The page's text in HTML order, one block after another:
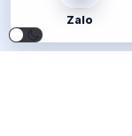
Zalo